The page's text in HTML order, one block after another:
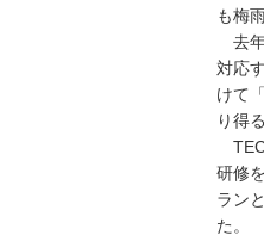
も梅
去年
対応
けて
り得
TEC
研修
ラン
た。